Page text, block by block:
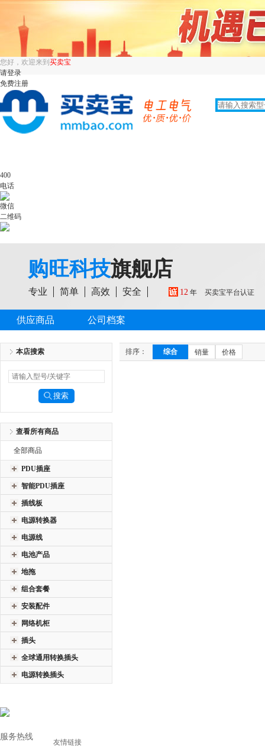
您好，欢迎来到 买卖宝
请登录
免费注册
400
电话
微信
二维码
购旺科技旗舰店
专业 简单 高效 安全 12 年 买卖宝平台认证
供应商品 公司档案
排序： 综合 销量 价格
本店搜索
查看所有商品
全部商品
PDU插座
智能PDU插座
插线板
电源转换器
电源线
电池产品
地拖
组合套餐
安装配件
网络机柜
插头
全球通用转换插头
电源转换插头
服务热线
友情链接